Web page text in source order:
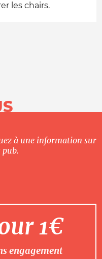
les chairs.
à une information sur
pub.
1€
engagement